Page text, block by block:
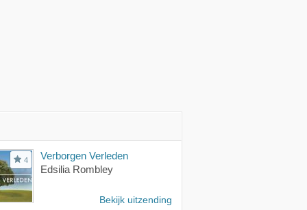
4
Verborgen Verleden
Edsilia Rombley
Bekijk uitzending